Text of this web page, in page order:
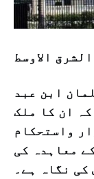
الاوسط
ابن عبد
ان کا ملک
واستحکام
معاہدہ کی
نگاہ ہے۔